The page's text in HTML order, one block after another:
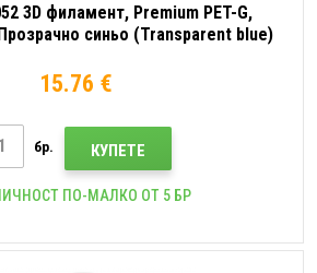
3D филамент, Premium PET-G,
синьо (Transparent blue)
15.76 €
бр. КУПЕТЕ
ПО-МАЛКО ОТ 5 БР